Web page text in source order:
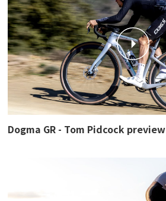
Dogma GR - Tom Pidcock preview